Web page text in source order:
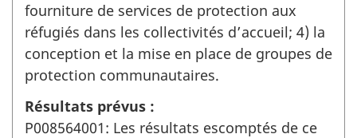
fourniture de services de protection aux
réfugiés dans les collectivités d’accueil; 4) la
conception et la mise en place de groupes de
protection communautaires.
Résultats prévus :
P008564001: Les résultats escomptés de ce